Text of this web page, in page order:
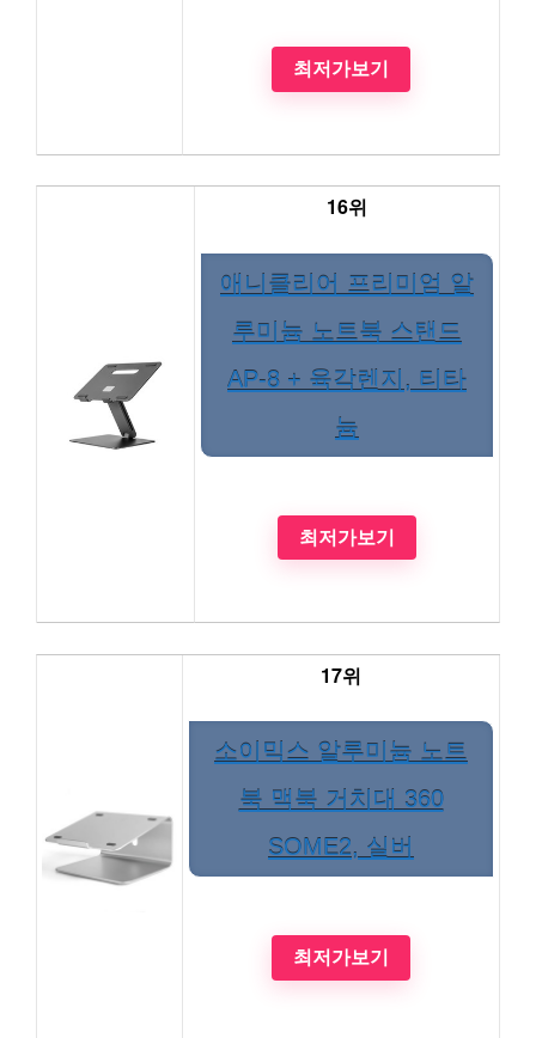
최저가보기
16위
애니클리어 프리미엄 알
루미늄 노트북 스탠드
AP-8 + 육각렌지, 티타
늄
최저가보기
17위
소이믹스 알루미늄 노트
북 맥북 거치대 360
SOME2, 실버
최저가보기